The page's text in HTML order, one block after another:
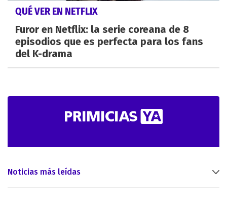
QUÉ VER EN NETFLIX
Furor en Netflix: la serie coreana de 8
episodios que es perfecta para los fans
del K-drama
Noticias más leídas